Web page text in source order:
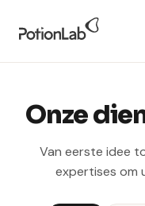
Onze
Van eerste idee
expertises om